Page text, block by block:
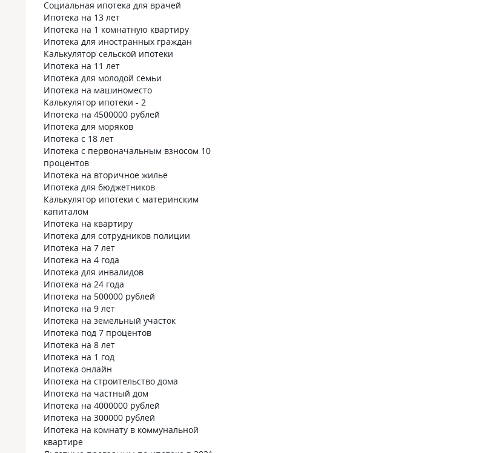
Социальная ипотека для врачей
Ипотека на 13 лет
Ипотека на 1 комнатную квартиру
Ипотека для иностранных граждан
Калькулятор сельской ипотеки
Ипотека на 11 лет
Ипотека для молодой семьи
Ипотека на машиноместо
Калькулятор ипотеки - 2
Ипотека на 4500000 рублей
Ипотека для моряков
Ипотека с 18 лет
Ипотека с первоначальным взносом 10
процентов
Ипотека на вторичное жилье
Ипотека для бюджетников
Калькулятор ипотеки с материнским
капиталом
Ипотека на квартиру
Ипотека для сотрудников полиции
Ипотека на 7 лет
Ипотека на 4 года
Ипотека для инвалидов
Ипотека на 24 года
Ипотека на 500000 рублей
Ипотека на 9 лет
Ипотека на земельный участок
Ипотека под 7 процентов
Ипотека на 8 лет
Ипотека на 1 год
Ипотека онлайн
Ипотека на строительство дома
Ипотека на частный дом
Ипотека на 4000000 рублей
Ипотека на 300000 рублей
Ипотека на комнату в коммунальной
квартире